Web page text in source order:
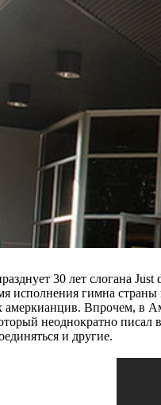
30 лет слогана
гимна страны
Впрочем, в
неоднократно
и другие.